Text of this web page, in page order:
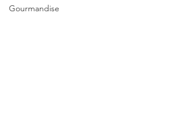
Gourmandise